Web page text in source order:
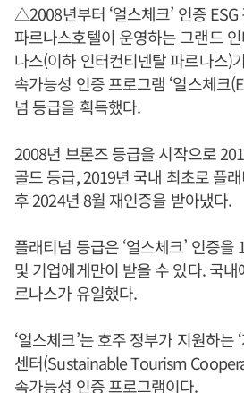
△2008년부터 ‘얼스체크’ 인증 ESG
파르나스호텔이 운영하는 그랜드
나스(이하 인터컨티넨탈 파르나스)
속가능성 인증 프로그램 ‘얼스체크
넘 등급을 획득했다.
2008년 브론즈 등급을 시작으로
골드 등급, 2019년 국내 최초로 플
후 2024년 8월 재인증을 받아냈다.
플래티넘 등급은 ‘얼스체크’ 인증
및 기업에게만이 받을 수 있다. 국
르나스가 유일했다.
‘얼스체크’는 호주 정부가 지원하는
센터(Sustainable Tourism
속가능성 인증 프로그램이다.